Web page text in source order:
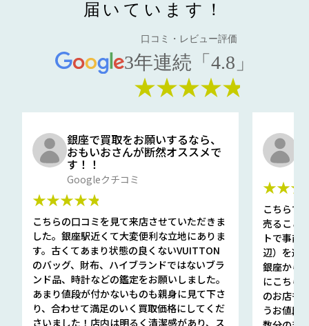
届いています！
口コミ・レビュー評価
3年連続「4.8」
★★★★★
銀座で買取をお願いするなら、
おもいおさんが断然オススメで
す！！
Googleクチコミ
★★★★★
こちらの口コミを見て来店させていただきま
した。銀座駅近くて大変便利な立地にありま
す。古くてあまり状態の良くないVUITTON
のバッグ、財布、ハイブランドではないブラ
ンド品、時計などの鑑定をお願いしました。
あまり値段が付かないものも親身に見て下さ
り、合わせて満足のいく買取価格にしてくだ
さいました！店内は明るく清潔感があり、ス
こちらで
売ること
トで事前
辺）を選
銀座から
にこちら
のお店も
うお値段